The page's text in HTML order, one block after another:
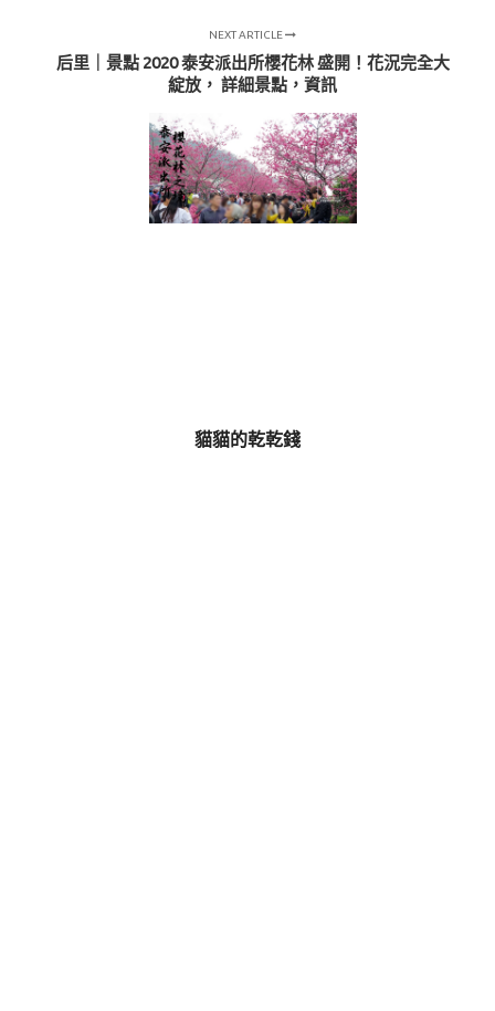
NEXT ARTICLE
后里｜景點 2020 泰安派出所櫻花林 盛開！花況完全大
綻放， 詳細景點，資訊
貓貓的乾乾錢